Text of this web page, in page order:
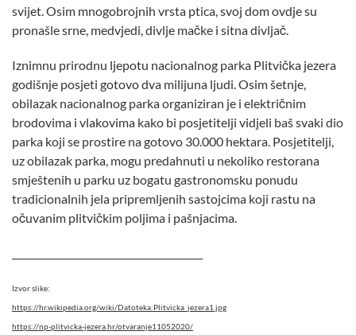
svijet. Osim mnogobrojnih vrsta ptica, svoj dom ovdje su
pronašle srne, medvjedi, divlje mačke i sitna divljač.
Iznimnu prirodnu ljepotu nacionalnog parka Plitvička jezera
godišnje posjeti gotovo dva milijuna ljudi. Osim šetnje,
obilazak nacionalnog parka organiziran je i električnim
brodovima i vlakovima kako bi posjetitelji vidjeli baš svaki dio
parka koji se prostire na gotovo 30.000 hektara. Posjetitelji,
uz obilazak parka, mogu predahnuti u nekoliko restorana
smještenih u parku uz bogatu gastronomsku ponudu
tradicionalnih jela pripremljenih sastojcima koji rastu na
očuvanim plitvičkim poljima i pašnjacima.
Izvor slike:
https://hr.wikipedia.org/wiki/Datoteka:Plitvicka_jezera1.jpg
https://np-plitvicka-jezera.hr/otvaranje11052020/